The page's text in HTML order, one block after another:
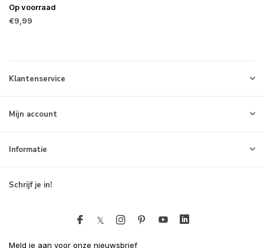
Op voorraad
€9,99
Klantenservice
Mijn account
Informatie
Schrijf je in!
Meld je aan voor onze nieuwsbrief